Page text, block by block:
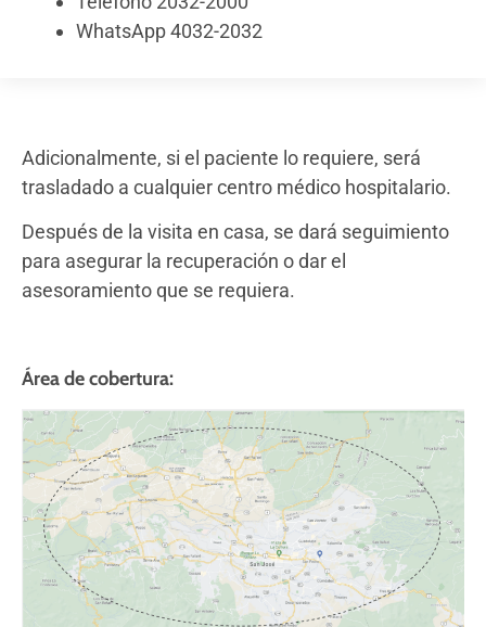
WhatsApp 4032-2032
Adicionalmente, si el paciente lo requiere, será
trasladado a cualquier centro médico hospitalario.
Después de la visita en casa, se dará seguimiento
para asegurar la recuperación o dar el
asesoramiento que se requiera.
Área de cobertura: